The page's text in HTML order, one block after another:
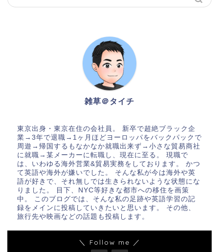
雑草＠タイチ
東京出身・東京在住の会社員。 新卒で超絶ブラック企
業→3年で退職→1ヶ月ほどヨーロッパをバックパックで
周遊→帰国するもなかなか就職出来ず→小さな貿易商社
に就職→某メーカーに転職し、現在に至る。 現職で
は、いわゆる海外営業&貿易実務をしております。 かつ
て英語や海外が嫌いでした。 そんな私が今は海外や英
語が好きで、それ無しでは生きられないような状態にな
りました。 目下、NYC等好きな都市への移住を画策
中。 このブログでは、そんな私の足跡や英語学習の記
録をメインに投稿していきたいと思います。 その他、
旅行先や映画などの話題も投稿します。
＼ Follow me ／